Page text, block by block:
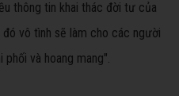
thông tin khai thác đời tư của
vô tình sẽ làm cho các người
phối và hoang mang".